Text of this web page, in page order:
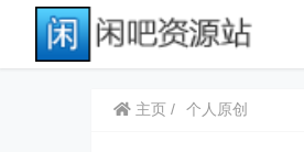
主页 个人原创